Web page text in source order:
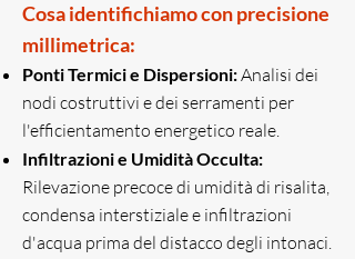
Cosa identifichiamo con precisione
millimetrica:
Ponti Termici e Dispersioni:Analisi dei
nodi costruttivi e dei serramenti per
l'efficientamento energetico reale.
Infiltrazioni e Umidità Occulta:
Rilevazione precoce di umidità di risalita,
condensa interstiziale e infiltrazioni
d'acqua prima del distacco degli intonaci.